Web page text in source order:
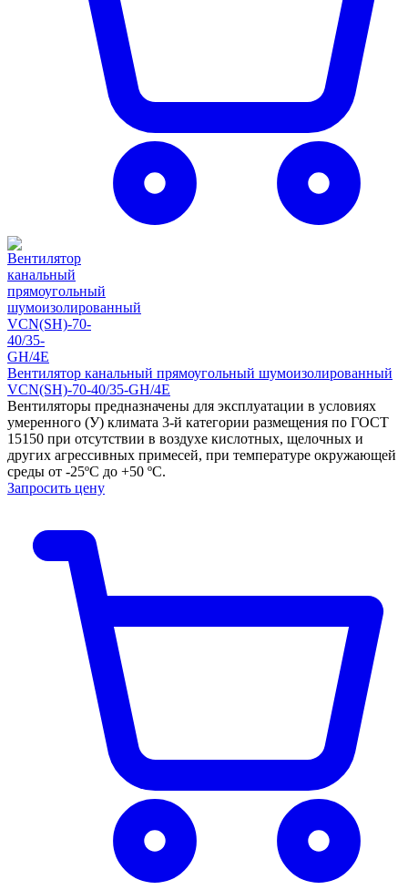
Вентилятор канальный прямоугольный шумоизолированный
VCN(SH)-70-40/35-GH/4E
Вентиляторы предназначены для эксплуатации в условиях
умеренного (У) климата 3-й категории размещения по ГОСТ
15150 при отсутствии в воздухе кислотных, щелочных и
других агрессивных примесей, при температуре окружающей
среды от -25ºС до +50 ºС.
Запросить цену